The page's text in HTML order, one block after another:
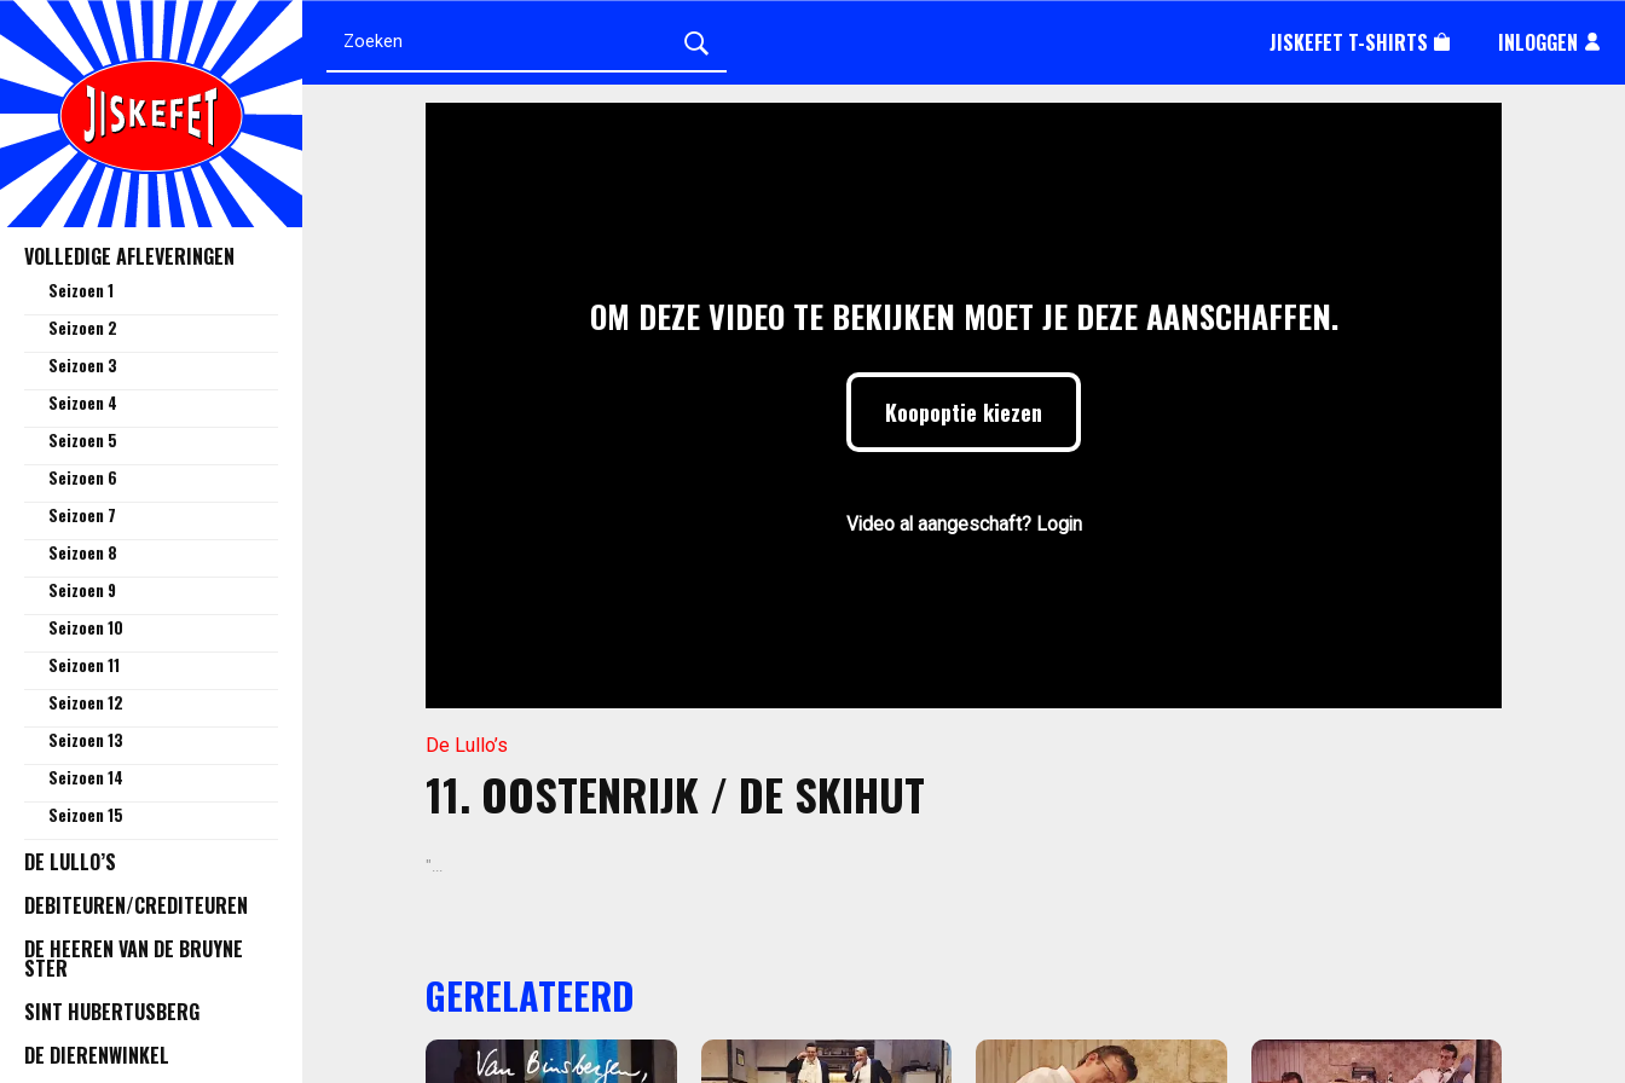
JISKEFET T-SHIRTS INLOGGEN
VOLLEDIGE AFLEVERINGEN
Seizoen 1
Seizoen 2
Seizoen 3
Seizoen 4
Seizoen 5
Seizoen 6
Seizoen 7
Seizoen 8
Seizoen 9
Seizoen 10
Seizoen 11
Seizoen 12
Seizoen 13
Seizoen 14
Seizoen 15
DE LULLO’S
DEBITEUREN/CREDITEUREN
DE HEEREN VAN DE BRUYNE
STER
SINT HUBERTUSBERG
DE DIERENWINKEL
OM DEZE VIDEO TE BEKIJKEN MOET JE DEZE AANSCHAFFEN.
Koopoptie kiezen
Video al aangeschaft? Login
De Lullo’s
11. OOSTENRIJK / DE SKIHUT
"...
GERELATEERD